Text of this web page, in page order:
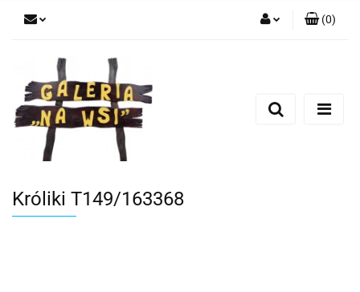
Dodaj zgłoszenie
(0)
Króliki T149/163368